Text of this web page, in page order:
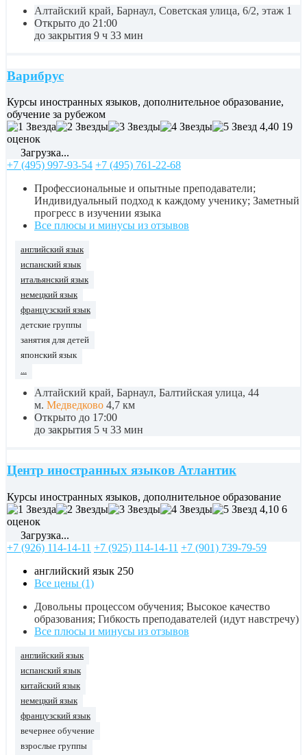
Алтайский край, Барнаул, Советская улица, 6/2, этаж 1
Открыто до 21:00
до закрытия 9 ч 33 мин
Варибрус
Курсы иностранных языков, дополнительное образование,
обучение за рубежом
4,40 19
оценок
Загрузка...
+7 (495) 997-93-54 +7 (495) 761-22-68
Профессиональные и опытные преподаватели;
Индивидуальный подход к каждому ученику; Заметный
прогресс в изучении языка
Все плюсы и минусы из отзывов
английский язык
испанский язык
итальянский язык
немецкий язык
французский язык
детские группы
занятия для детей
японский язык
...
Алтайский край, Барнаул, Балтийская улица, 44
м. Медведково 4,7 км
Открыто до 17:00
до закрытия 5 ч 33 мин
Центр иностранных языков Атлантик
Курсы иностранных языков, дополнительное образование
4,10 6
оценок
Загрузка...
+7 (926) 114-14-11 +7 (925) 114-14-11 +7 (901) 739-79-59
английский язык 250
Все цены (1)
Довольны процессом обучения; Высокое качество
образования; Гибкость преподавателей (идут навстречу)
Все плюсы и минусы из отзывов
английский язык
испанский язык
китайский язык
немецкий язык
французский язык
вечернее обучение
взрослые группы